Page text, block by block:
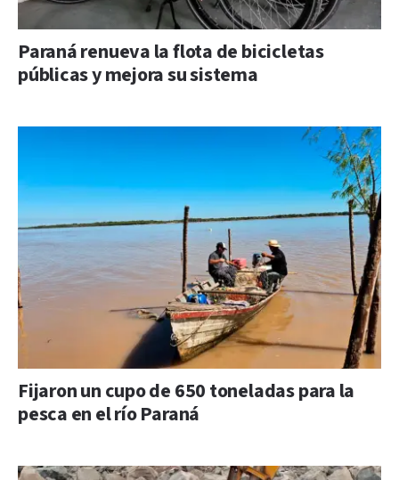
Paraná renueva la flota de bicicletas
públicas y mejora su sistema
Fijaron un cupo de 650 toneladas para la
pesca en el río Paraná